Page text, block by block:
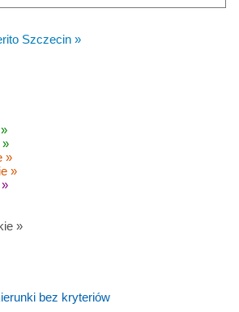
Szczecin »
»
»
»
»
bez kryteriów